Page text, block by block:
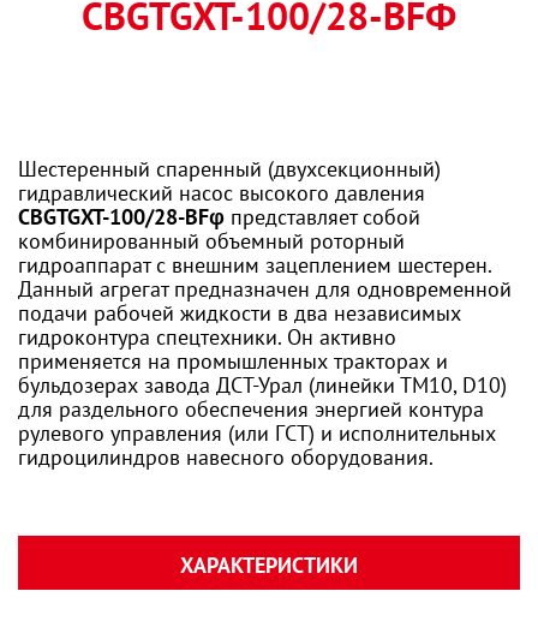
CBGTGXT-100/28-BFΦ
Шестеренный спаренный (двухсекционный)
гидравлический насос высокого давления
CBGTGXT-100/28-BFφ представляет собой
комбинированный объемный роторный
гидроаппарат с внешним зацеплением шестерен.
Данный агрегат предназначен для одновременной
подачи рабочей жидкости в два независимых
гидроконтура спецтехники. Он активно
применяется на промышленных тракторах и
бульдозерах завода ДСТ-Урал (линейки ТМ10, D10)
для раздельного обеспечения энергией контура
рулевого управления (или ГСТ) и исполнительных
гидроцилиндров навесного оборудования.
ХАРАКТЕРИСТИКИ